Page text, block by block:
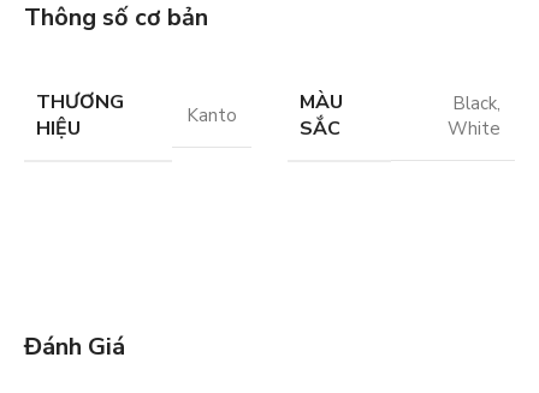
Thông số cơ bản
THƯƠNG
HIỆU
Kanto
MÀU
SẮC
Black,
White
Đánh Giá